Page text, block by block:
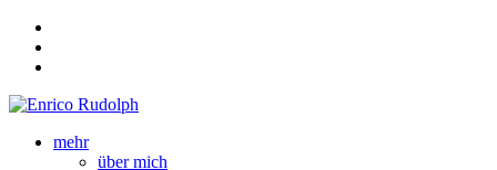
mehr
über mich